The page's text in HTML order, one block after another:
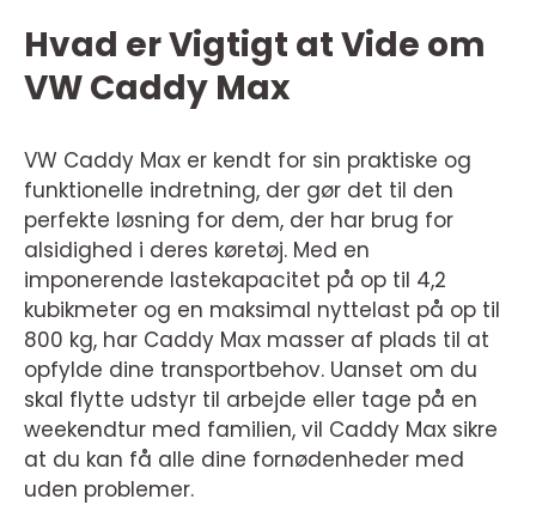
Hvad er Vigtigt at Vide om
VW Caddy Max
VW Caddy Max er kendt for sin praktiske og
funktionelle indretning, der gør det til den
perfekte løsning for dem, der har brug for
alsidighed i deres køretøj. Med en
imponerende lastekapacitet på op til 4,2
kubikmeter og en maksimal nyttelast på op til
800 kg, har Caddy Max masser af plads til at
opfylde dine transportbehov. Uanset om du
skal flytte udstyr til arbejde eller tage på en
weekendtur med familien, vil Caddy Max sikre
at du kan få alle dine fornødenheder med
uden problemer.